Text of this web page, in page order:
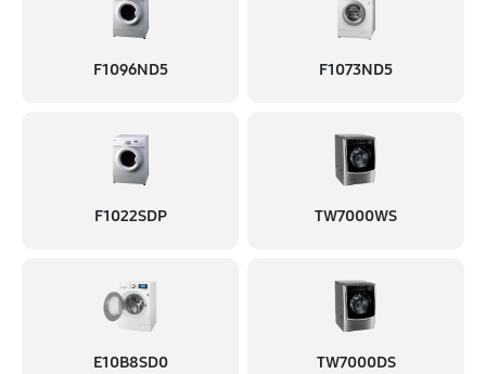
F1096ND5 F1073ND5
F1022SDP TW7000WS
E10B8SD0 TW7000DS